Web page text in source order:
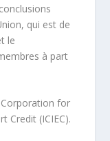
qui est de
le
à part
for
Credit (ICIEC).